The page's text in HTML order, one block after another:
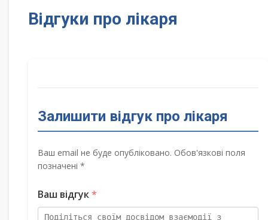
Відгуки про лікаря
Залишити відгук про лікаря
Ваш email не буде опубліковано. Обов'язкові поля
позначені *
Ваш відгук*